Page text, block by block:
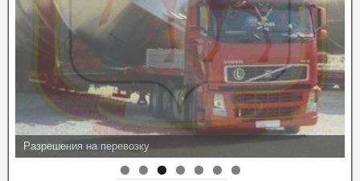
Разрешения на перевозку